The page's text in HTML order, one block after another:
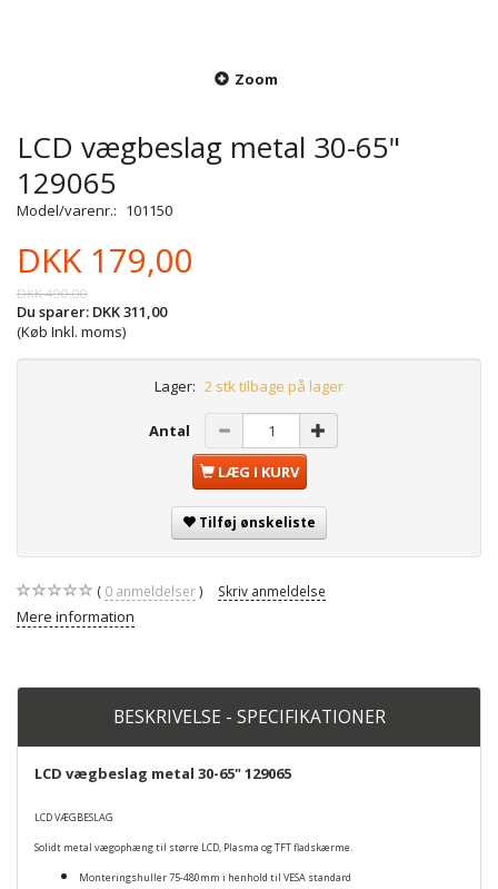
Zoom
LCD vægbeslag metal 30-65"
129065
Model/varenr.: 101150
DKK 179,00
DKK 490,00
Du sparer: DKK 311,00
(Køb Inkl. moms)
Lager: 2 stk tilbage på lager
Antal
LÆG I KURV
Tilføj ønskeliste
0 anmeldelser Skriv anmeldelse
Mere information
BESKRIVELSE - SPECIFIKATIONER
LCD vægbeslag metal 30-65" 129065
LCD VÆGBESLAG
Solidt metal vægophæng til større LCD, Plasma og TFT fladskærme.
Monteringshuller 75-480mm i henhold til VESA standard